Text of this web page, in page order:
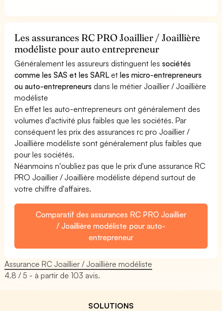
Les assurances RC PRO Joaillier / Joaillière
modéliste pour auto entrepreneur
Généralement les assureurs distinguent lessociétés
comme les SAS et les SARL etles micro-entrepreneurs
ou auto-entrepreneurs dans le métier Joaillier / Joaillière
modéliste
En effet les auto-entrepreneurs ont généralement des
volumes d'activité plus faibles que les sociétés. Par
conséquent les prix des assurances rc pro Joaillier /
Joaillière modéliste sont généralement plus faibles que
pour les sociétés.
Néanmoins n'oubliez pas que le prix d'une assurance RC
PRO Joaillier / Joaillière modéliste dépend surtout de
votre chiffre d'affaires.
Comparatif des assurances RC PRO Joaillier
/ Joaillière modéliste pour auto-
entrepreneur
Assurance RC Joaillier / Joaillière modéliste
4.8 / 5 - à partir de103 avis.
SOLUTIONS